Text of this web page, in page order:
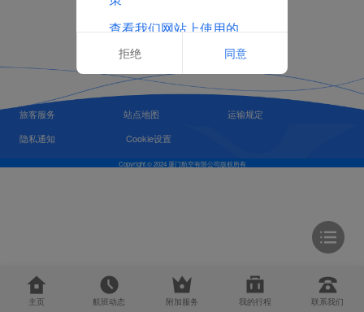
旅客服务 站点地图
运输规定
隐私通知
Cookie设置
Copyright © 2024 厦门航空有限公司版权所有
主页 航班动态 附加服务 我的行程 联系我们
查看我们网站上使用的
Cookie的完整列表
拒绝 同意